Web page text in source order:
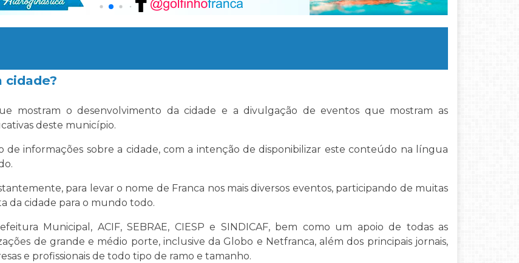
cidade?
mostram o desenvolvimento da cidade e a divulgação de eventos que mostram as
deste município.
de informações sobre a cidade, com a intenção de disponibilizar este conteúdo na língua
para levar o nome de Franca nos mais diversos eventos, participando de muitas
da cidade para o mundo todo.
Municipal, ACIF, SEBRAE, CIESP e SINDICAF, bem como um apoio de todas as
de grande e médio porte, inclusive da Globo e Netfranca, além dos principais jornais,
e profissionais de todo tipo de ramo e tamanho.